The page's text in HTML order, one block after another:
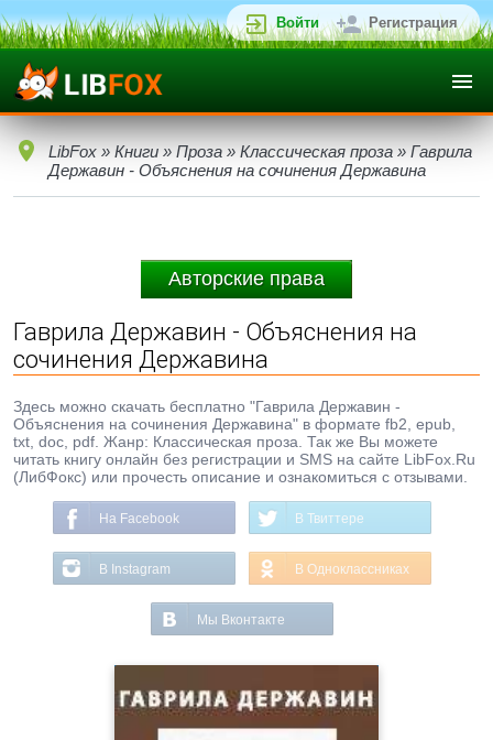
Войти Регистрация
LibFox » Книги » Проза » Классическая проза » Гаврила
Державин - Объяснения на сочинения Державина
Авторские права
Гаврила Державин - Объяснения на
сочинения Державина
Здесь можно скачать бесплатно "Гаврила Державин -
Объяснения на сочинения Державина" в формате fb2, epub,
txt, doc, pdf. Жанр: Классическая проза. Так же Вы можете
читать книгу онлайн без регистрации и SMS на сайте LibFox.Ru
(ЛибФокс) или прочесть описание и ознакомиться с отзывами.
На Facebook В Твиттере
В Instagram В Одноклассниках
Мы Вконтакте